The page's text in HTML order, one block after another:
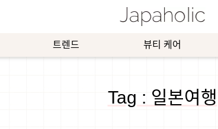
트렌드 뷰티 케어
Tag : 일본여행